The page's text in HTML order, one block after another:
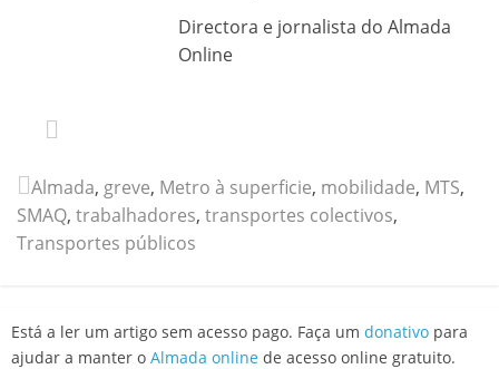
Directora e jornalista do Almada
Online
Almada, greve, Metro à superficie, mobilidade, MTS,
SMAQ, trabalhadores, transportes colectivos,
Transportes públicos
Está a ler um artigo sem acesso pago. Faça um donativo para
ajudar a manter o Almada online de acesso online gratuito.